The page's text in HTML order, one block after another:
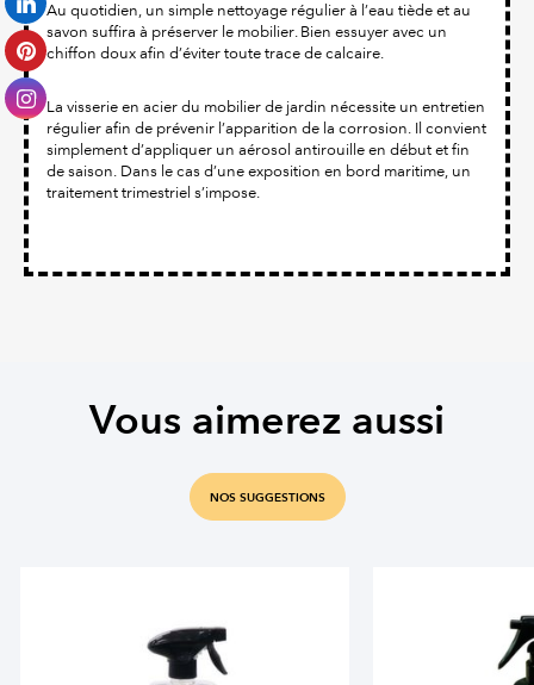
Au quotidien, un simple nettoyage régulier à l’eau tiède et au
savon suffira à préserver le mobilier. Bien essuyer avec un
chiffon doux afin d’éviter toute trace de calcaire.
La visserie en acier du mobilier de jardin nécessite un entretien
régulier afin de prévenir l’apparition de la corrosion. Il convient
simplement d’appliquer un aérosol antirouille en début et fin
de saison. Dans le cas d’une exposition en bord maritime, un
traitement trimestriel s’impose.
Vous aimerez aussi
NOS SUGGESTIONS